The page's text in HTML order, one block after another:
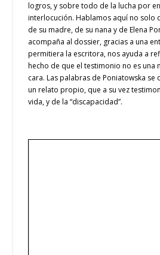
logros, y sobre todo de la lucha por
interlocución. Hablamos aquí no solo
de su madre, de su nana y de Elena
acompaña al dossier, gracias a una
permitiera la escritora, nos ayuda a
hecho de que el testimonio no es una
cara. Las palabras de Poniatowska se
un relato propio, que a su vez
vida, y de la “discapacidad”.